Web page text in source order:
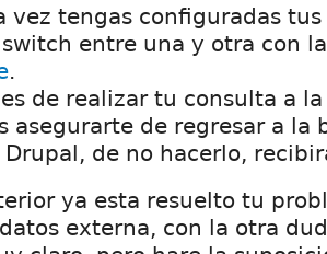
vez tengas configuradas tus
entre una y otra con
.
de realizar tu consulta a
asegurarte de regresar a la
de no hacerlo,
ya esta resuelto tu
externa, con la otra